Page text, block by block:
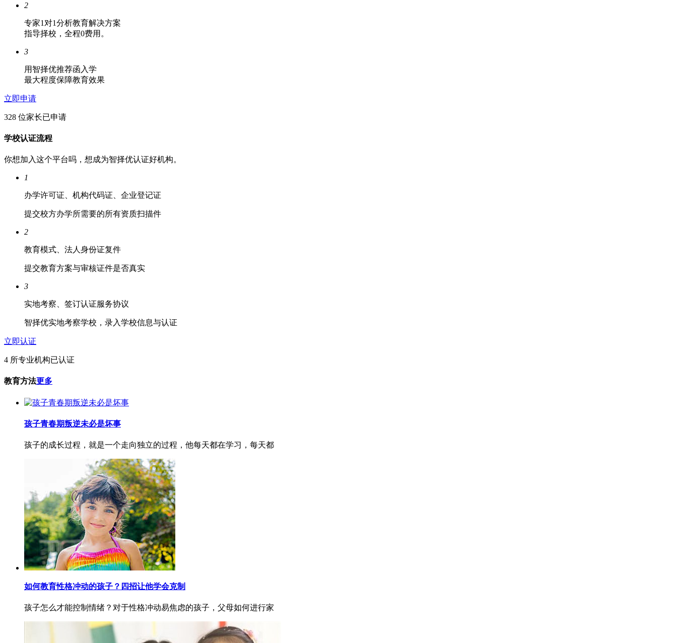
2
专家1对1分析教育解决方案
指导择校，全程0费用。
3
用智择优推荐函入学
最大程度保障教育效果
立即申请
328 位家长已申请
学校认证流程
你想加入这个平台吗，想成为智择优认证好机构。
1
办学许可证、机构代码证、企业登记证
提交校方办学所需要的所有资质扫描件
2
教育模式、法人身份证复件
提交教育方案与审核证件是否真实
3
实地考察、签订认证服务协议
智择优实地考察学校，录入学校信息与认证
立即认证
4 所专业机构已认证
教育方法更多
孩子青春期叛逆未必是坏事
孩子的成长过程，就是一个走向独立的过程，他每天都在学习，每天都
如何教育性格冲动的孩子？四招让他学会克制
孩子怎么才能控制情绪？对于性格冲动易焦虑的孩子，父母如何进行家